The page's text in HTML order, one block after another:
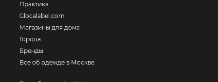
Практика
Glocalabel.com
Магазины для дома
Города
Бренды
Все об одежде в Москве